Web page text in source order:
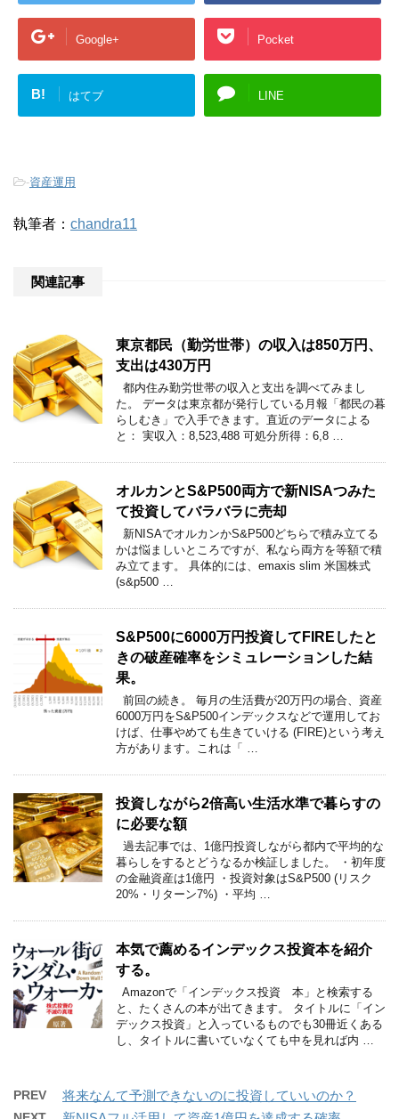
Google+ Pocket
B! はてブ LINE
-資産運用
執筆者： chandra11
関連記事
東京都民（勤労世帯）の収入は850万円、
支出は430万円
都内住み勤労世帯の収入と支出を調べてみまし
た。 データは東京都が発行している月報「都民の暮
らしむき」で入手できます。直近のデータによる
と： 実収入：8,523,488 可処分所得：6,8 …
オルカンとS&P500両方で新NISAつみた
て投資してバラバラに売却
新NISAでオルカンかS&P500どちらで積み立てる
かは悩ましいところですが、私なら両方を等額で積
み立てます。 具体的には、emaxis slim 米国株式
(s&p500 …
S&P500に6000万円投資してFIREしたと
きの破産確率をシミュレーションした結
果。
前回の続き。 毎月の生活費が20万円の場合、資産
6000万円をS&P500インデックスなどで運用してお
けば、仕事やめても生きていける (FIRE)という考え
方があります。これは「 …
投資しながら2倍高い生活水準で暮らすの
に必要な額
過去記事では、1億円投資しながら都内で平均的な
暮らしをするとどうなるか検証しました。 ・初年度
の金融資産は1億円 ・投資対象はS&P500 (リスク
20%・リターン7%) ・平均 …
本気で薦めるインデックス投資本を紹介
する。
Amazonで「インデックス投資 本」と検索する
と、たくさんの本が出てきます。 タイトルに「イン
デックス投資」と入っているものでも30冊近くある
し、タイトルに書いていなくても中を見れば内 …
PREV 将来なんて予測できないのに投資していいのか？